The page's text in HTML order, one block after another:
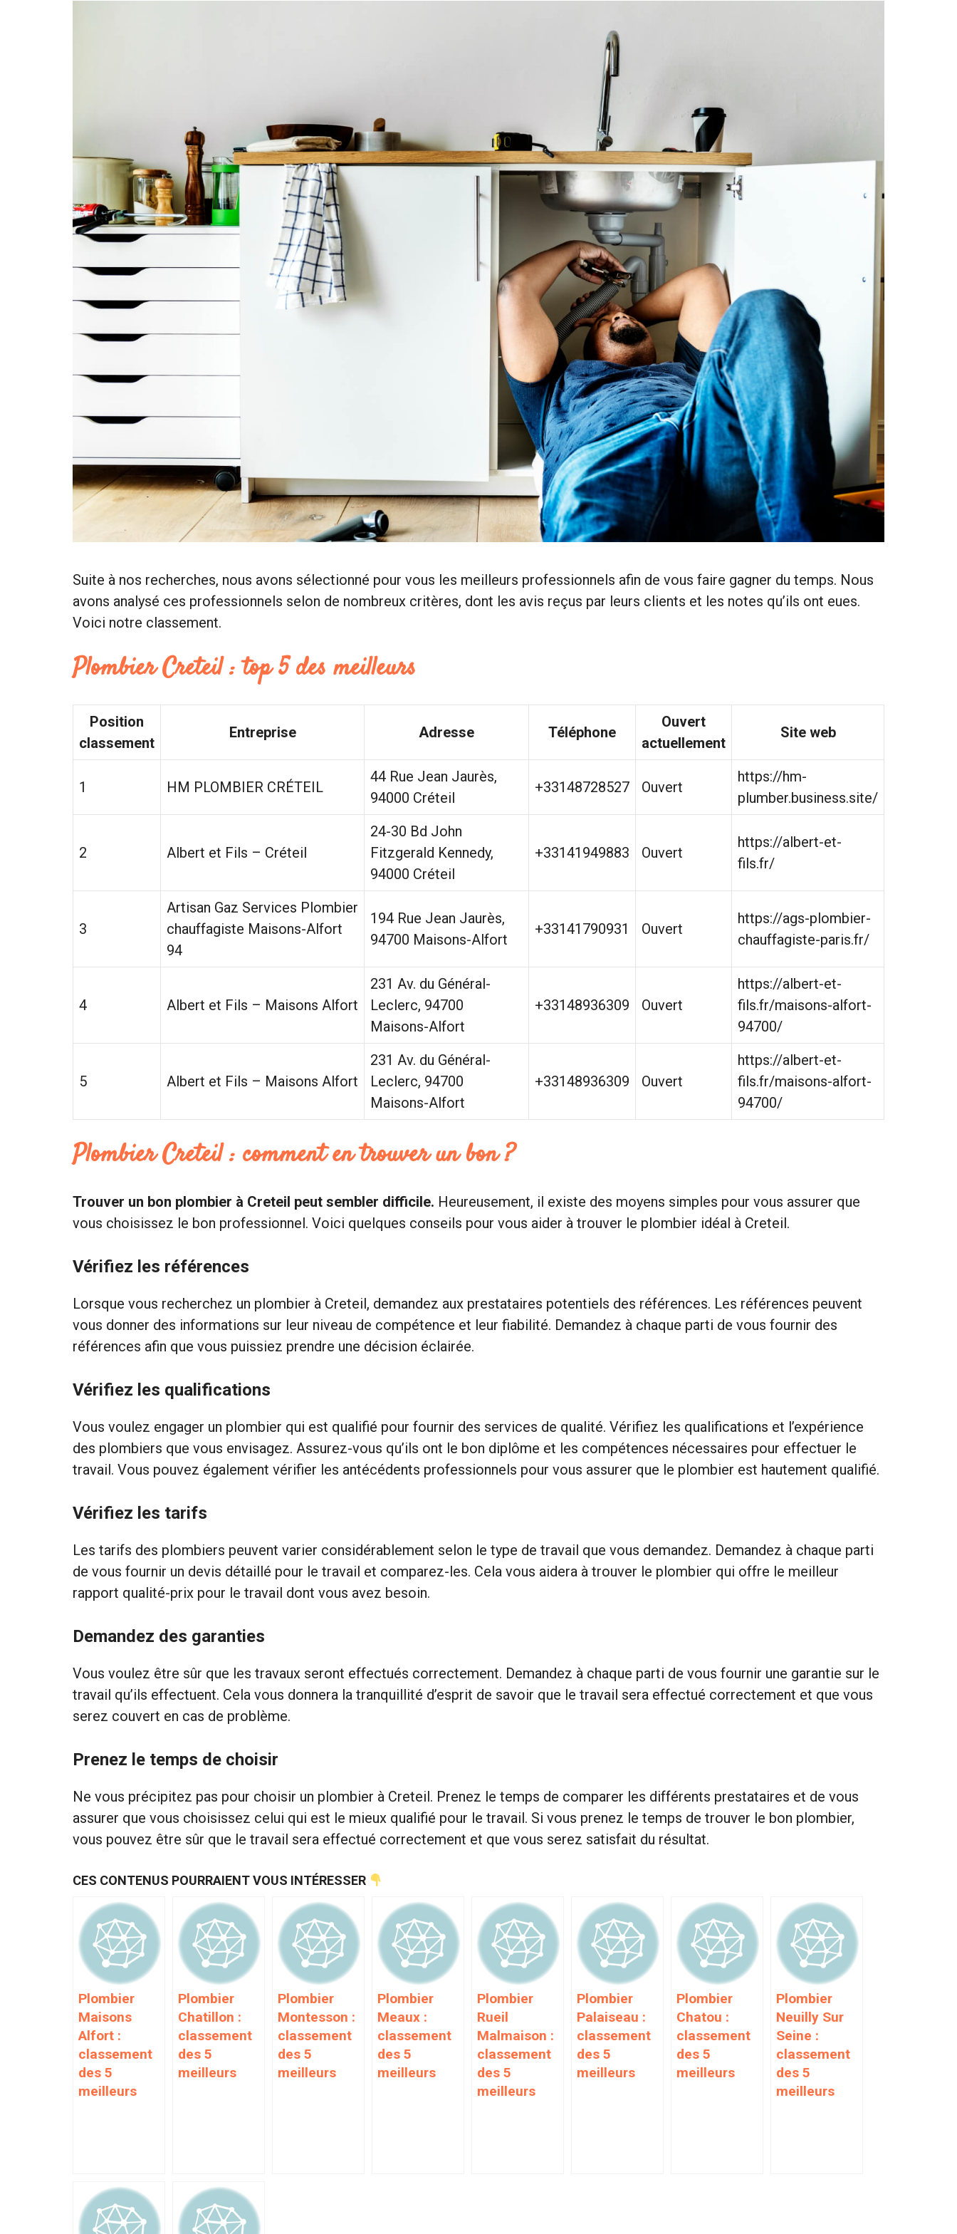
Suite à nos recherches, nous avons sélectionné pour vous les meilleurs professionnels afin de vous faire gagner du temps. Nous
avons analysé ces professionnels selon de nombreux critères, dont les avis reçus par leurs clients et les notes qu’ils ont eues.
Voici notre classement.
Plombier Creteil : top 5 des meilleurs
Position
classement
Entreprise Adresse Téléphone
Ouvert
actuellement
Site web
1 HM PLOMBIER CRÉTEIL
44 Rue Jean Jaurès,
94000 Créteil
+33148728527 Ouvert
https://hm-
plumber.business.site/
2 Albert et Fils – Créteil
24-30 Bd John
Fitzgerald Kennedy,
94000 Créteil
+33141949883 Ouvert
https://albert-et-
fils.fr/
3
Artisan Gaz Services Plombier
chauffagiste Maisons-Alfort
94
194 Rue Jean Jaurès,
94700 Maisons-Alfort
+33141790931 Ouvert
https://ags-plombier-
chauffagiste-paris.fr/
4 Albert et Fils – Maisons Alfort
231 Av. du Général-
Leclerc, 94700
Maisons-Alfort
+33148936309 Ouvert
https://albert-et-
fils.fr/maisons-alfort-
94700/
5 Albert et Fils – Maisons Alfort
231 Av. du Général-
Leclerc, 94700
Maisons-Alfort
+33148936309 Ouvert
https://albert-et-
fils.fr/maisons-alfort-
94700/
Plombier Creteil : comment en trouver un bon ?
Trouver un bon plombier à Creteil peut sembler difficile. Heureusement, il existe des moyens simples pour vous assurer que
vous choisissez le bon professionnel. Voici quelques conseils pour vous aider à trouver le plombier idéal à Creteil.
Vérifiez les références
Lorsque vous recherchez un plombier à Creteil, demandez aux prestataires potentiels des références. Les références peuvent
vous donner des informations sur leur niveau de compétence et leur fiabilité. Demandez à chaque parti de vous fournir des
références afin que vous puissiez prendre une décision éclairée.
Vérifiez les qualifications
Vous voulez engager un plombier qui est qualifié pour fournir des services de qualité. Vérifiez les qualifications et l’expérience
des plombiers que vous envisagez. Assurez-vous qu’ils ont le bon diplôme et les compétences nécessaires pour effectuer le
travail. Vous pouvez également vérifier les antécédents professionnels pour vous assurer que le plombier est hautement qualifié.
Vérifiez les tarifs
Les tarifs des plombiers peuvent varier considérablement selon le type de travail que vous demandez. Demandez à chaque parti
de vous fournir un devis détaillé pour le travail et comparez-les. Cela vous aidera à trouver le plombier qui offre le meilleur
rapport qualité-prix pour le travail dont vous avez besoin.
Demandez des garanties
Vous voulez être sûr que les travaux seront effectués correctement. Demandez à chaque parti de vous fournir une garantie sur le
travail qu’ils effectuent. Cela vous donnera la tranquillité d’esprit de savoir que le travail sera effectué correctement et que vous
serez couvert en cas de problème.
Prenez le temps de choisir
Ne vous précipitez pas pour choisir un plombier à Creteil. Prenez le temps de comparer les différents prestataires et de vous
assurer que vous choisissez celui qui est le mieux qualifié pour le travail. Si vous prenez le temps de trouver le bon plombier,
vous pouvez être sûr que le travail sera effectué correctement et que vous serez satisfait du résultat.
CES CONTENUS POURRAIENT VOUS INTÉRESSER
Plombier
Maisons
Alfort :
classement
des 5
meilleurs
Plombier
Chatillon :
classement
des 5
meilleurs
Plombier
Montesson :
classement
des 5
meilleurs
Plombier
Meaux :
classement
des 5
meilleurs
Plombier
Rueil
Malmaison :
classement
des 5
meilleurs
Plombier
Palaiseau :
classement
des 5
meilleurs
Plombier
Chatou :
classement
des 5
meilleurs
Plombier
Neuilly Sur
Seine :
classement
des 5
meilleurs